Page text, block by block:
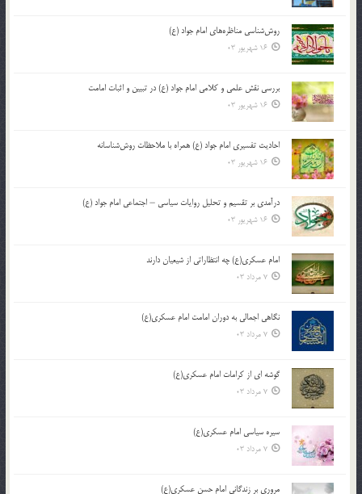
روش‌شناسی مناظره‌های امام جواد (ع)
16 شهریور 03
بررسی نقش علمی و کلامی امام جواد (ع) در تبیین و اثبات امامت
16 شهریور 03
احادیث تفسیری امام جواد (ع) همراه با ملاحظات روش‌شناسانه
16 شهریور 03
درآمدی بر تقسیم و تحلیل روایات سیاسی – اجتماعی امام جواد (ع)
16 شهریور 03
امام عسکری(ع) چه انتظاراتی از شیعیان دارند
7 مرداد 03
نگاهی اجمالی به دوران امامت امام عسکری(ع)
7 مرداد 03
گوشه ای از کرامات امام عسکری(ع)
7 مرداد 03
سیره سیاسی امام عسکری(ع)
7 مرداد 03
مروری بر زندگانی امام حسن عسکری(ع)